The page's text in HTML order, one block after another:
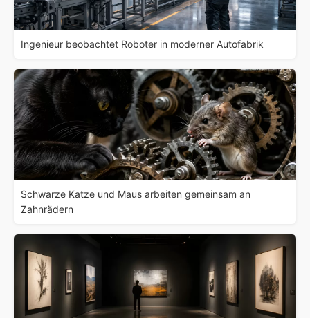
Ingenieur beobachtet Roboter in moderner Autofabrik
Schwarze Katze und Maus arbeiten gemeinsam an
Zahnrädern